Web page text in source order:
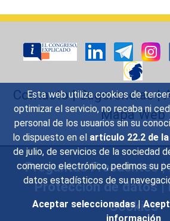
Esta web utiliza cookies de
optimizar el servicio, no recaba ni
personal de los usuarios sin su
lo dispuesto en el artículo 22.2 de
de julio, de servicios de la sociedad
comercio electrónico, pedimos su
datos estadísticos de su
Aceptar seleccionadas |
información
Contacto|Sugerencias|
Mapa Web
Preguntas Frecuentes|
Protección de datos|
Cookies